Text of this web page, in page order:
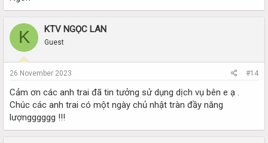
K KTV NGỌC LAN
Guest
26 November 2023 #14
Cảm ơn các anh trai đã tin tưởng sử dụng dịch vụ bên e ạ .
Chúc các anh trai có một ngày chủ nhật tràn đầy năng
lượngggggg !!!